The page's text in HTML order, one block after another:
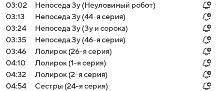
03:02
Непоседа Зу (Неуловимый робот)
03:13
Непоседа Зу (44-я серия)
03:24
Непоседа Зу (Зу и сорока)
03:35
Непоседа Зу (46-я серия)
03:46
Лолирок (26-я серия)
04:10
Лолирок (1-я серия)
04:32
Лолирок (2-я серия)
04:54
Сестры (24-я серия)